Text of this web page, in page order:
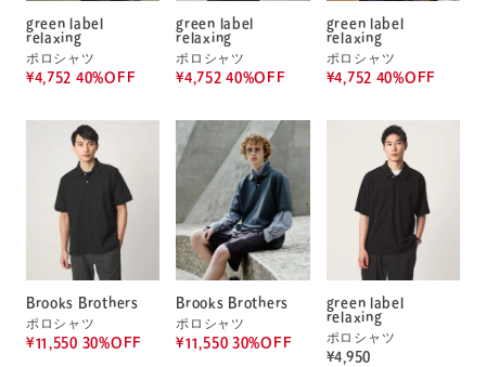
green label
relaxing
ポロシャツ
¥4,752 40%OFF
green label
relaxing
ポロシャツ
¥4,752 40%OFF
green label
relaxing
ポロシャツ
¥4,752 40%OFF
Brooks Brothers
ポロシャツ
¥11,550 30%OFF
Brooks Brothers
ポロシャツ
¥11,550 30%OFF
green label
relaxing
ポロシャツ
¥4,950